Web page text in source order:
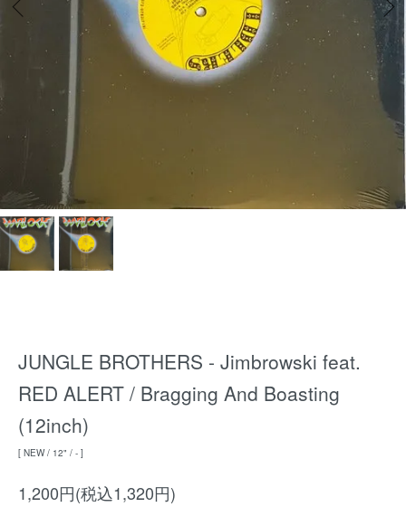
JUNGLE BROTHERS - Jimbrowski feat.
RED ALERT / Bragging And Boasting
(12inch)
[ NEW / 12" / - ]
1,200円(税込1,320円)